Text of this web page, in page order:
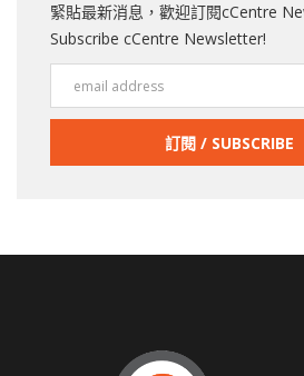
緊貼最新消息，歡迎訂閱cCentre
Subscribe cCentre Newsletter!